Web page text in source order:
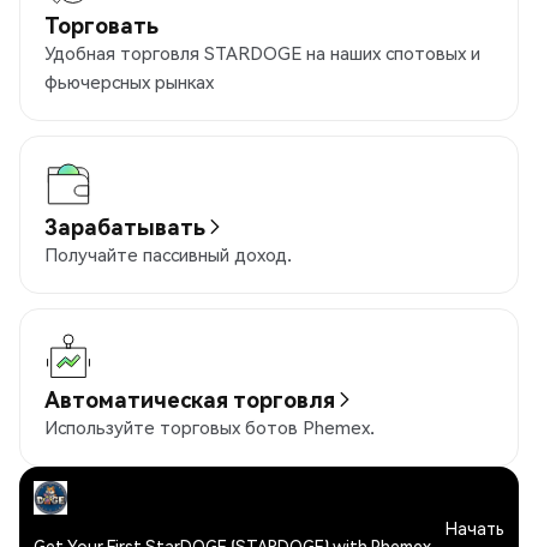
Торговать
Удобная торговля STARDOGE на наших спотовых и
фьючерсных рынках
Зарабатывать
Получайте пассивный доход.
Автоматическая торговля
Используйте торговых ботов Phemex.
Начать